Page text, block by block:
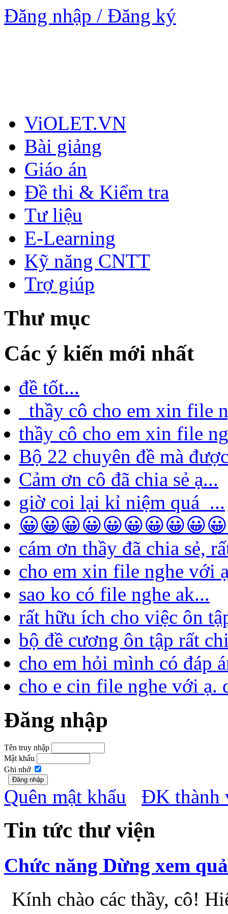
Đăng nhập / Đăng ký
ViOLET.VN
Bài giảng
Giáo án
Đề thi & Kiểm tra
Tư liệu
E-Learning
Kỹ năng CNTT
Trợ giúp
Thư mục
Các ý kiến mới nhất
đề tốt...
thầy cô cho em xin file
thầy cô cho em xin file
Bộ 22 chuyên đề mà
Cảm ơn cô đã chia sẻ ạ...
giờ coi lại kỉ niệm quá ...
cám ơn thầy đã chia sẻ,
cho em xin file nghe với
sao ko có file nghe ak...
rất hữu ích cho việc ôn
bộ đề cương ôn tập rất
cho em hỏi mình có đáp
cho e cin file nghe với
Đăng nhập
Tên truy nhập